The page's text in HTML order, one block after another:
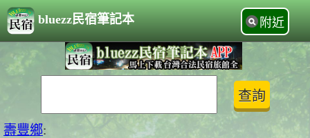
bluezz民宿筆記本 附近
壽豐鄉: